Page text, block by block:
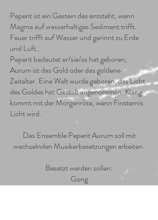
Peperit ist ein Gestein das entsteht, wenn
Magma auf wasserhaltiges Sediment trifft.
Feuer trifft auf Wasser und gerinnt zu Erde
und Luft..
Peperit bedeutet er/sie/es hat geboren,
Aurum ist das Gold oder das goldene
Zeitalter. Eine Welt wurde geboren, das Licht
des Goldes hat Gestalt angenommen. Klang
kommt mit der Morgenröte, wenn Finsternis
Licht wird.
Das Ensemble Peperit Aurum soll mit
wechselnden Musikerbesetzungen arbeiten.
Besetzt werden sollen:
Gong